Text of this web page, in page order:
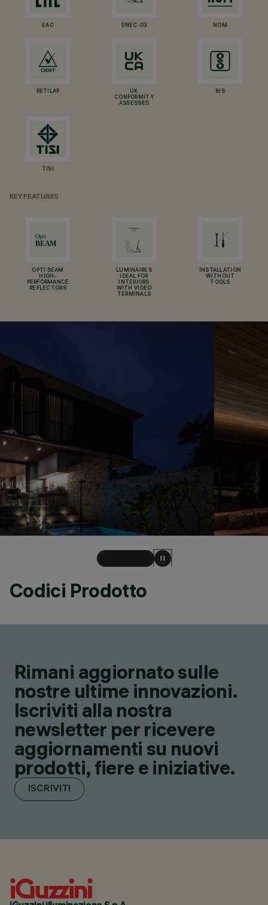
EAC ENEC-03 NOM
RETILAP
UK
CONFORMITY
ASSESSED
BIS
TISI
KEY FEATURES
OPTI BEAM
HIGH-
PERFORMANCE
REFLECTORS
LUMINAIRES
IDEAL FOR
INTERIORS
WITH VIDEO
TERMINALS
INSTALLATION
WITHOUT
TOOLS
Codici Prodotto
Rimani aggiornato sulle
nostre ultime innovazioni.
Iscriviti alla nostra
newsletter per ricevere
aggiornamenti su nuovi
prodotti, fiere e iniziative.
ISCRIVITI